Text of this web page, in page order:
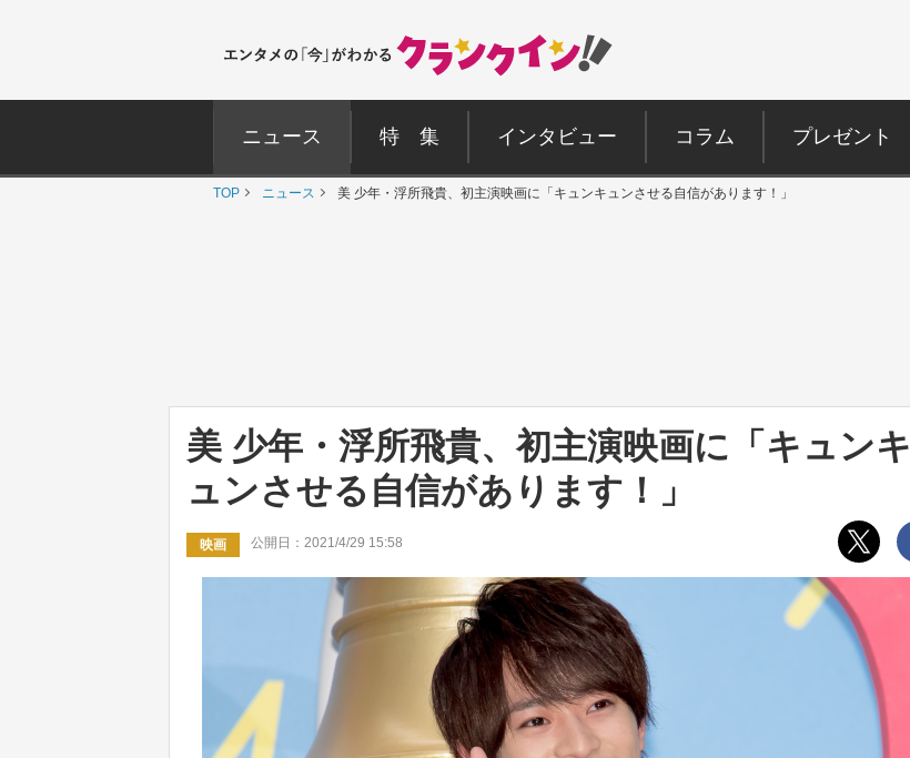
ニュース 特 集 インタビュー コラム プレゼント
TOP ニュース 美 少年・浮所飛貴、初主演映画に「キュンキュンさせる自信があります！」
美 少年・浮所飛貴、初主演映画に「キュンキ
ュンさせる自信があります！」
映画 公開日：2021/4/29 15:58